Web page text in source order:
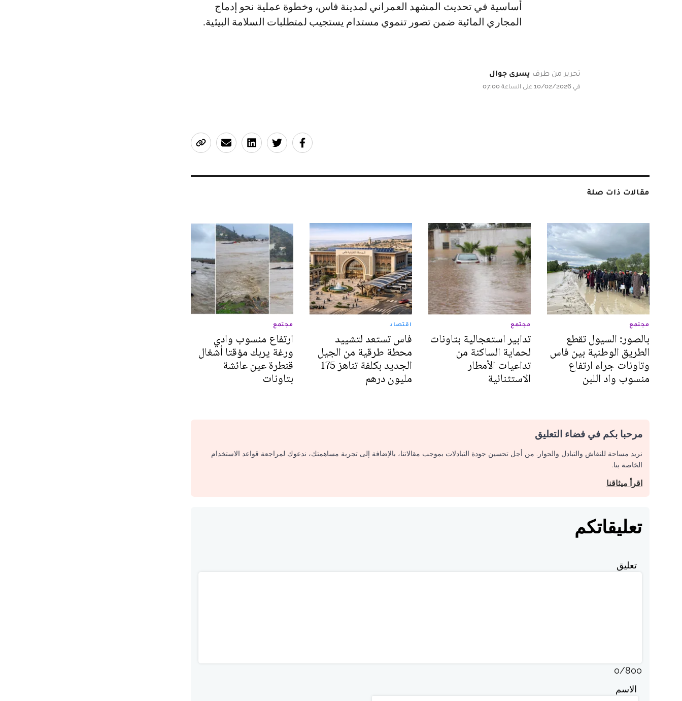
أساسية في تحديث المشهد العمراني لمدينة فاس، وخطوة عملية نحو إدماج
المجاري المائية ضمن تصور تنموي مستدام يستجيب لمتطلبات السلامة البيئية.
تحرير من طرف يسرى جوال
في 10/02/2026 على الساعة 07:00
مقالات ذات صلة
مجتمع
بالصور: السيول تقطع
الطريق الوطنية بين فاس
وتاونات جراء ارتفاع
منسوب واد اللبن
مجتمع
تدابير استعجالية بتاونات
لحماية الساكنة من
تداعيات الأمطار
الاستثنائية
اقتصاد
فاس تستعد لتشييد
محطة طرقية من الجيل
الجديد بكلفة تناهز 175
مليون درهم‎
مجتمع
ارتفاع منسوب وادي
ورغة يربك مؤقتا أشغال
قنطرة عين عائشة
بتاونات‎
مرحبا بكم في فضاء التعليق
نريد مساحة للنقاش والتبادل والحوار. من أجل تحسين جودة التبادلات بموجب مقالاتنا، بالإضافة إلى تجربة مساهمتك، ندعوك لمراجعة قواعد الاستخدام
الخاصة بنا.
اقرأ ميثاقنا
تعليقاتكم
تعليق
0/800
الاسم